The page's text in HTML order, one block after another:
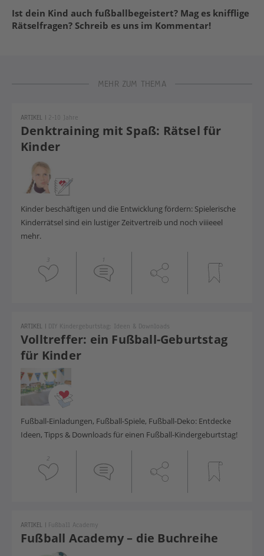
Ist dein Kind auch fußballbegeistert? Mag es knifflige
Rätselfragen? Schreib es uns im Kommentar!
MEHR ZUM THEMA
Denktraining mit Spaß: Rätsel für
Kinder
ARTIKEL | 2-10 Jahre
Kinder beschäftigen und die Entwicklung fördern: Spielerische
Kinderrätsel sind ein lustiger Zeitvertreib und noch viiieeel
mehr.
3 1
Volltreffer: ein Fußball-Geburtstag
für Kinder
ARTIKEL | DIY Kindergeburtstag: Ideen & Downloads
Fußball-Einladungen, Fußball-Spiele, Fußball-Deko: Entdecke
Ideen, Tipps & Downloads für einen Fußball-Kindergeburtstag!
2
Fußball Academy – die Buchreihe
ARTIKEL | Fußball Academy